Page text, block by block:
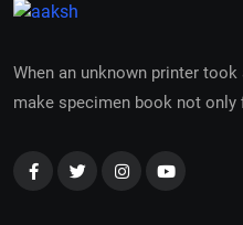
When an unknown printer
make specimen book not only